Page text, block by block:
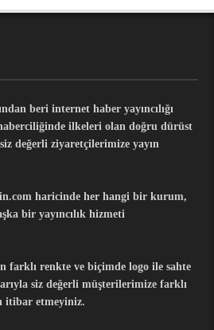
beri internet haber yayıncılığı
ilkeleri olan doğru dürüst
değerli ziyaretçilerimize yayın
haricinde her hangi bir kurum,
bir yayıncılık hizmeti
farklı renkte ve biçimde logo ile sahte
siz değerli müşterilerimize farklı
itibar etmeyiniz.